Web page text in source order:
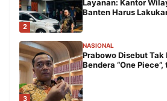
2
Layanan: Kantor
Banten Harus
3
NASIONAL
Prabowo Disebut
Bendera “One